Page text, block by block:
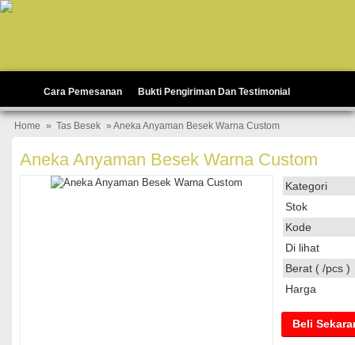
Cara Pemesanan Bukti Pengiriman Dan Testimonial
Home » Tas Besek » Aneka Anyaman Besek Warna Custom
Aneka Anyaman Besek Warna Custom
Kategori
Stok
Kode
Di lihat
Berat ( /pcs )
Harga
Beli